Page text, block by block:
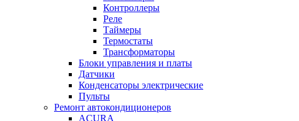
Контроллеры
Реле
Таймеры
Термостаты
Трансформаторы
Блоки управления и платы
Датчики
Конденсаторы электрические
Пульты
Ремонт автокондиционеров
ACURA